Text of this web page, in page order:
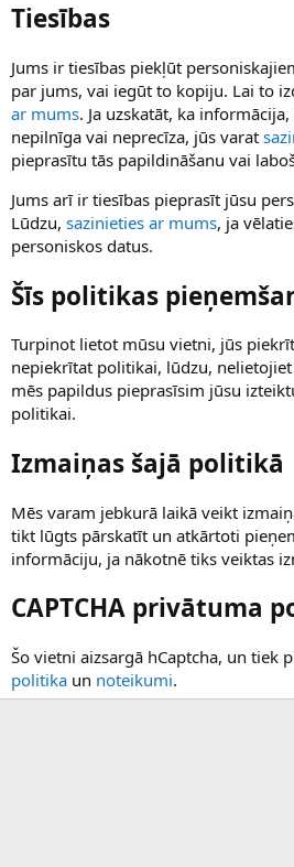
Tiesības
Jums ir tiesības piekļūt
par jums, vai iegūt to kopiju. Lai to
ar mums. Ja uzskatāt, ka
nepilnīga vai neprecīza, jūs varat
pieprasītu tās papildināšanu vai
Jums arī ir tiesības pieprasīt jūsu
Lūdzu, sazinieties ar mums, ja
personiskos datus.
Šīs politikas
Turpinot lietot mūsu vietni, jūs
nepiekrītat politikai, lūdzu,
mēs papildus pieprasīsim jūsu
politikai.
Izmaiņas šajā politikā
Mēs varam jebkurā laikā veikt
tikt lūgts pārskatīt un atkārtoti
informāciju, ja nākotnē tiks veiktas
CAPTCHA privātuma
Šo vietni aizsargā hCaptcha, un tiek
politika un noteikumi.